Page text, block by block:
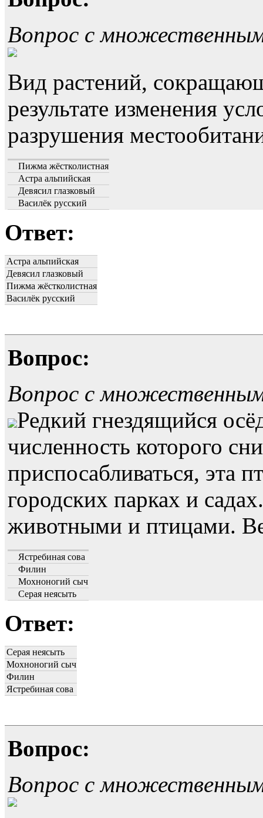
Вопрос с
Вид растений,
результате изменения
разрушения
Пижма жёстколистная
Астра альпийская
Девясил глазковый
Василёк русский
Ответ:
Астра альпийская
Девясил глазковый
Пижма жёстколистная
Василёк русский
Вопрос:
Вопрос с
Редкий гнездящийся
численность которого
приспосабливаться, эта
городских парках и
животными и птицами.
Ястребиная сова
Филин
Мохноногий сыч
Серая неясыть
Ответ:
Серая неясыть
Мохноногий сыч
Филин
Ястребиная сова
Вопрос:
Вопрос с